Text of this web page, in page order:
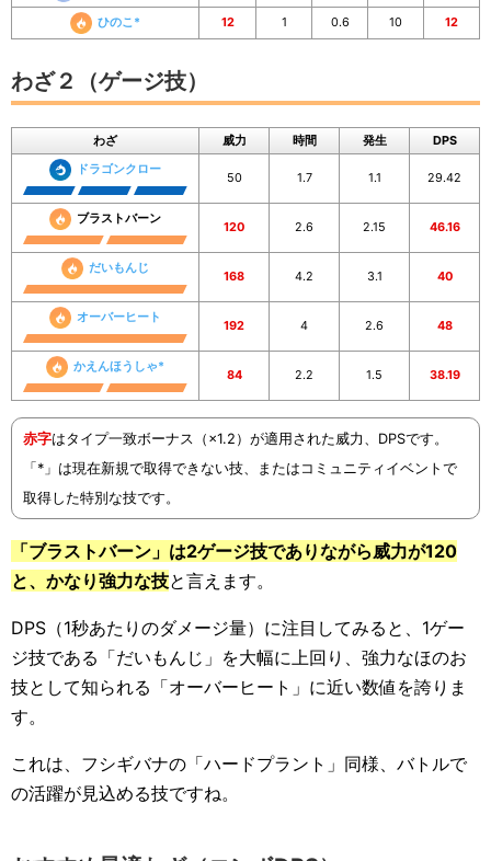
ひのこ* 12 1 0.6 10 12
わざ２（ゲージ技）
わざ 威力 時間 発生
DPS
ドラゴンクロー
50 1.7 1.1 29.42
ブラストバーン
120 2.6 2.15 46.16
だいもんじ
168 4.2 3.1 40
オーバーヒート
192 4 2.6 48
かえんほうしゃ*
84 2.2 1.5 38.19
赤字はタイプ一致ボーナス（×1.2）が適用された威力、DPSです。
「*」は現在新規で取得できない技、またはコミュニティイベントで
取得した特別な技です。
「ブラストバーン」は2ゲージ技でありながら威力が120
と、かなり強力な技と言えます。
DPS（1秒あたりのダメージ量）に注目してみると、1ゲー
ジ技である「だいもんじ」を大幅に上回り、強力なほのお
技として知られる「オーバーヒート」に近い数値を誇りま
す。
これは、フシギバナの「ハードプラント」同様、バトルで
の活躍が見込める技ですね。